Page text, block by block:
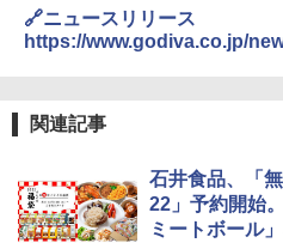
🔗ニュースリリース
https://www.godiva.co.jp/
関連記事
石井食品、「
22」予約開始
ミートボール